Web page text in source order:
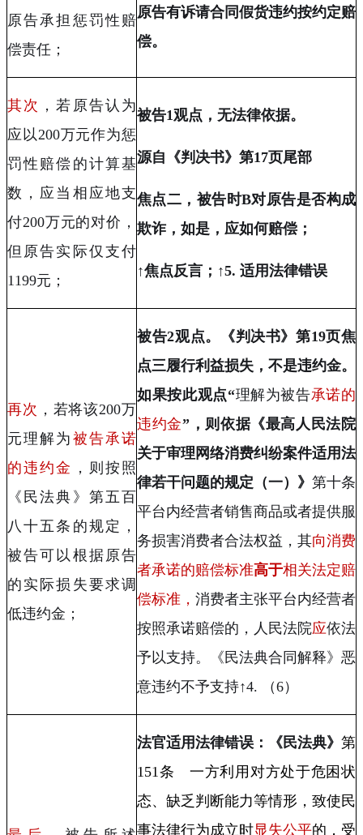
原告承担惩罚性赔
偿责任；
原告有诉请合同假货违约按约定赔
偿。
其次 ，若原告认为
应以 200万元作为惩
罚性赔偿的计算基
数，应当相应地支
付200万元的对价 ，
但原告实际仅支付
1199元；
被告1观点，无法律依据。
源自《判决书》第17页尾部
焦点二，被告时B对原告是否构成
欺诈，如是，应如何赔偿；
↑焦点反言；↑5. 适用法律错误
再次 ，若将该200万
元理解为 被告承诺
的违约金 ，则按照
《民法典》第五百
八十五条的规定，
被告可以根据原告
的实际损失要求调
低违约金；
被告2观点。《判决书》第19页焦
点三履行利益损失，不是违约金。
如果按此观点“理解为被告承诺的
违约金”，则依据《最高人民法院
关于审理网络消费纠纷案件适用法
律若干问题的规定（一）》 第十条
平台内经营者销售商品或者提供服
务损害消费者合法权益，其向消费
者承诺的赔偿标准高于相关法定赔
偿标准， 消费者主张平台内经营者
按照承诺赔偿的，人民法院应依法
予以支持。《民法典合同解释》恶
意违约不予支持↑4. （6）
法官适用法律错误：《民法典》 第
151 条 一方利用对方处于危困状
态、缺乏判断能力等情形，致使民
事法律行为成立时显失公平的，受